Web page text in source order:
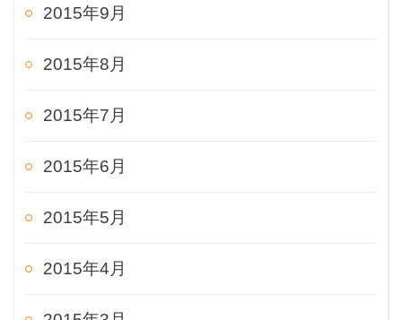
2015年9月
2015年8月
2015年7月
2015年6月
2015年5月
2015年4月